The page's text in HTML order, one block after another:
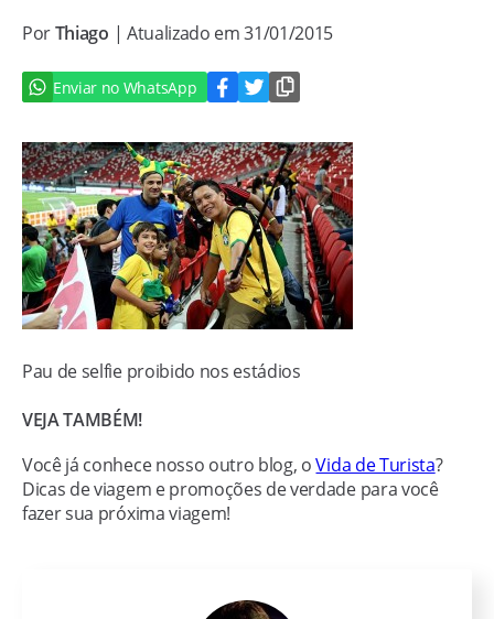
PorThiago | Atualizado em 31/01/2015
Enviar no WhatsApp
Pau de selfie proibido nos estádios
VEJA TAMBÉM!
Você já conhece nosso outro blog, oVida de Turista?
Dicas de viagem e promoções de verdade para você
fazer sua próxima viagem!